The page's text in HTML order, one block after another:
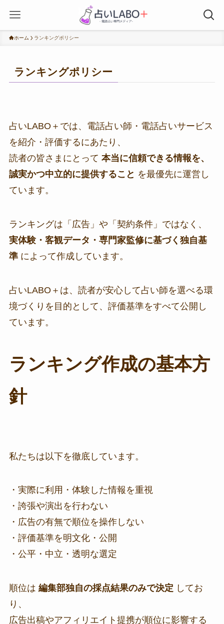
ホーム ランキングポリシー
ランキングポリシー
占いLABO＋では、電話占い師・電話占いサービス
を紹介・評価するにあたり、
読者の皆さまにとって 本当に信頼できる情報を、
誠実かつ中立的に提供すること を最優先に運営し
ています。
ランキングは「広告」や「契約条件」ではなく、
実体験・客観データ・専門家監修に基づく独自基
準によって作成しています。
占いLABO＋は、読者が安心して占い師を選べる環
境づくりを目的として、評価基準をすべて公開し
ています。
ランキング作成の基本方
針
私たちは以下を徹底しています。
・実際に利用・体験した情報を重視
・誇張や演出を行わない
・広告の有無で順位を操作しない
・評価基準を明文化・公開
・公平・中立・透明な選定
順位は 編集部独自の採点結果のみで決定 してお
り、
広告出稿やアフィリエイト提携が順位に影響する